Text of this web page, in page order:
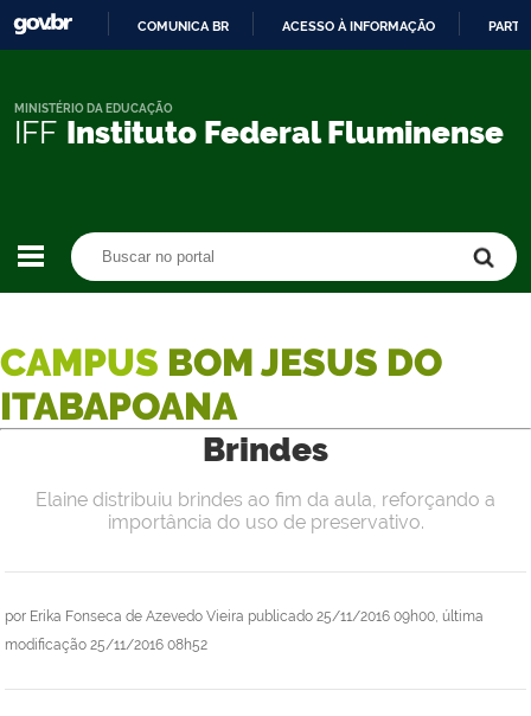
CONTEÚDO
COMUNICA BR ACESSO À INFORMAÇÃO
IFF Instituto Federal Fluminense
MINISTÉRIO DA EDUCAÇÃO
CAMPUS BOM JESUS DO
ITABAPOANA
Brindes
por Erika Fonseca de Azevedo Vieira publicado 25/11/2016 09h00, última
modificação 25/11/2016 08h52
Elaine distribuiu brindes ao fim da aula, reforçando a
importância do uso de preservativo.